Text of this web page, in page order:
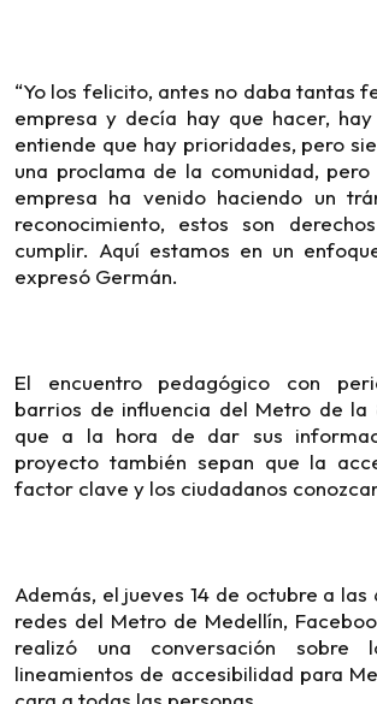
“Yo los felicito, antes no daba tantas
empresa y decía hay que hacer,
entiende que hay prioridades, pero
una proclama de la comunidad,
empresa ha venido haciendo un
reconocimiento, estos son
cumplir. Aquí estamos en un
expresó Germán.
El encuentro pedagógico con
barrios de influencia del Metro de la
que a la hora de dar sus
proyecto también sepan que la
factor clave y los ciudadanos
Además, el jueves 14 de octubre a
redes del Metro de Medellín,
realizó una conversación sobre
lineamientos de accesibilidad para